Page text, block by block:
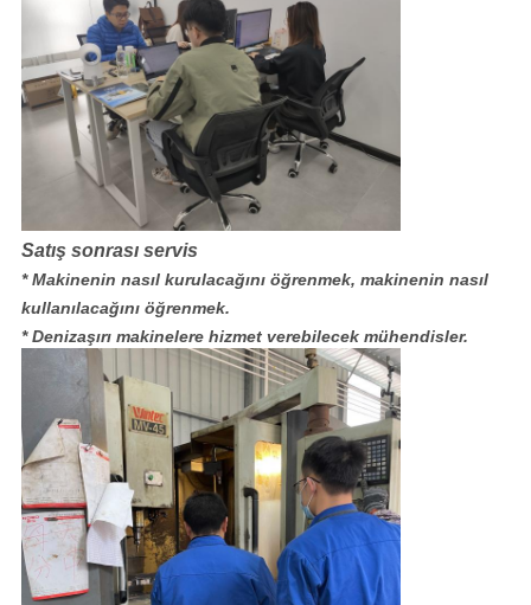
Satış sonrası servis
* Makinenin nasıl kurulacağını öğrenmek, makinenin nasıl
kullanılacağını öğrenmek.
* Denizaşırı makinelere hizmet verebilecek mühendisler.